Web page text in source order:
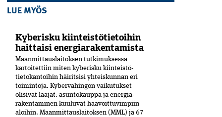
LUE MYÖS
Kyberisku kiinteistötietoihin
haittaisi energiarakentamista
Maanmittauslaitoksen tutkimuksessa
kartoitettiin miten kyberisku kiinteistö­
tietokantoihin häiritsisi yhteiskunnan eri
toimintoja. Kyber­vahingon vaikutukset
olisivat laajat: asuntokauppa ja energia­
rakentaminen kuuluvat haavoittuvimpiin
aloihin. Maanmittauslaitoksen (MML) ja 67